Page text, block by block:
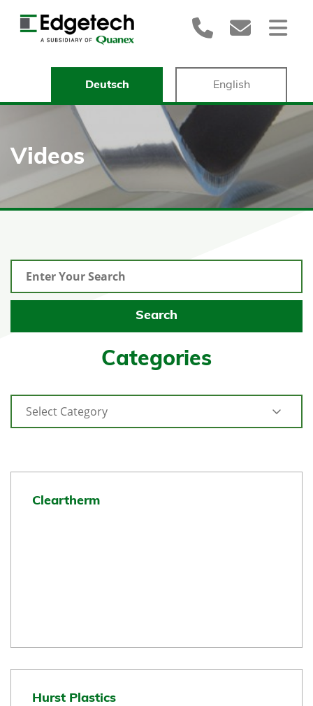
Deutsch English
Videos
Categories
Cleartherm
Hurst Plastics